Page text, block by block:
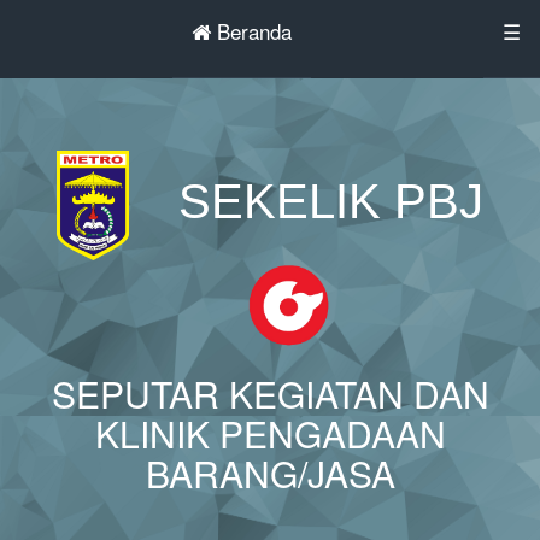
Beranda ☰
SEKELIK PBJ
SEPUTAR KEGIATAN DAN
KLINIK PENGADAAN
BARANG/JASA